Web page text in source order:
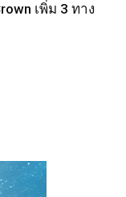
เพิ่ม 3 ทาง